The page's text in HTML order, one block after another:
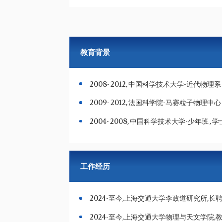
教育背景
2008- 2012, 中国科学技术大学-近代物理系
2009- 2012, 法国科学院-马赛粒子物理中心
2004- 2008, 中国科学技术大学-少年班 , 学
工作经历
2024-至今,上海交通大学李政道研究所,长
2024-至今,上海交通大学物理与天文学院,